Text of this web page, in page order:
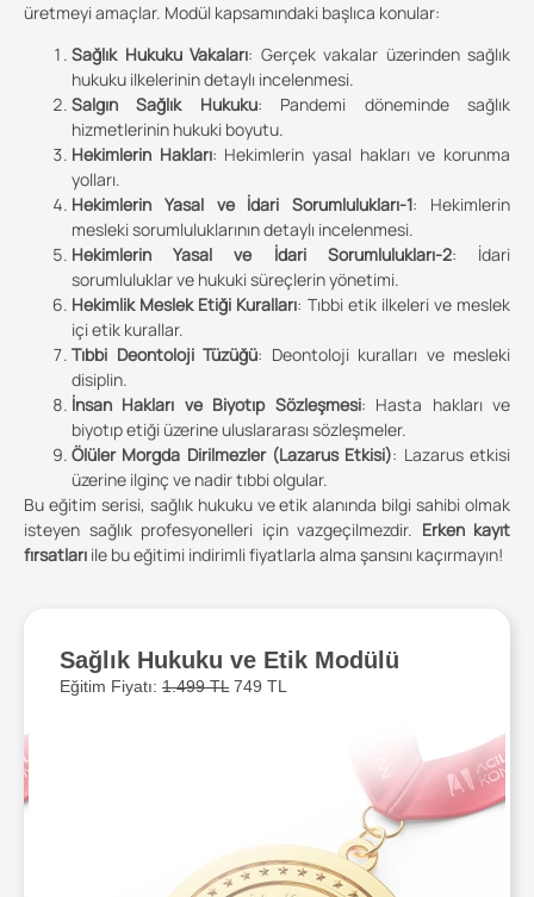
üretmeyi amaçlar. Modül kapsamındaki başlıca konular:
Sağlık Hukuku Vakaları: Gerçek vakalar üzerinden sağlık
hukuku ilkelerinin detaylı incelenmesi.
Salgın Sağlık Hukuku: Pandemi döneminde sağlık
hizmetlerinin hukuki boyutu.
Hekimlerin Hakları: Hekimlerin yasal hakları ve korunma
yolları.
Hekimlerin Yasal ve İdari Sorumlulukları-1: Hekimlerin
mesleki sorumluluklarının detaylı incelenmesi.
Hekimlerin Yasal ve İdari Sorumlulukları-2: İdari
sorumluluklar ve hukuki süreçlerin yönetimi.
Hekimlik Meslek Etiği Kuralları: Tıbbi etik ilkeleri ve meslek
içi etik kurallar.
Tıbbi Deontoloji Tüzüğü: Deontoloji kuralları ve mesleki
disiplin.
İnsan Hakları ve Biyotıp Sözleşmesi: Hasta hakları ve
biyotıp etiği üzerine uluslararası sözleşmeler.
Ölüler Morgda Dirilmezler (Lazarus Etkisi): Lazarus etkisi
üzerine ilginç ve nadir tıbbi olgular.
Bu eğitim serisi, sağlık hukuku ve etik alanında bilgi sahibi olmak
isteyen sağlık profesyonelleri için vazgeçilmezdir. Erken kayıt
fırsatları ile bu eğitimi indirimli fiyatlarla alma şansını kaçırmayın!
Sağlık Hukuku ve Etik Modülü
Eğitim Fiyatı: 1.499 TL 749 TL